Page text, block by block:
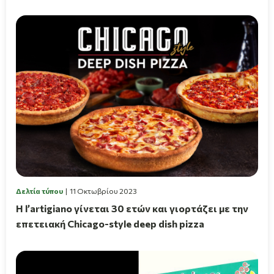
Δελτία τύπου 11 Οκτωβρίου 2023
Η l’artigiano γίνεται 30 ετών και γιορτάζει με την
επετειακή Chicago-style deep dish pizza